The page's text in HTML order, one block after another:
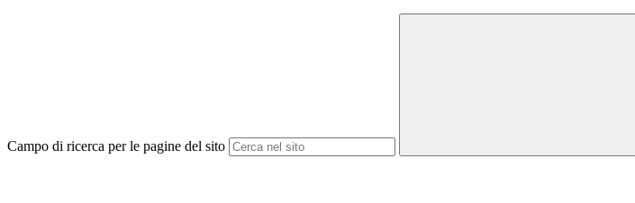
Campo di ricerca per le pagine del sito